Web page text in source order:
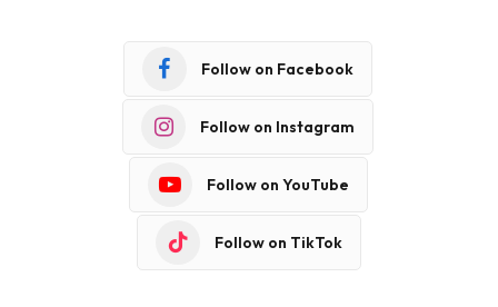
Follow on Facebook
Follow on Instagram
Follow on YouTube
Follow on TikTok